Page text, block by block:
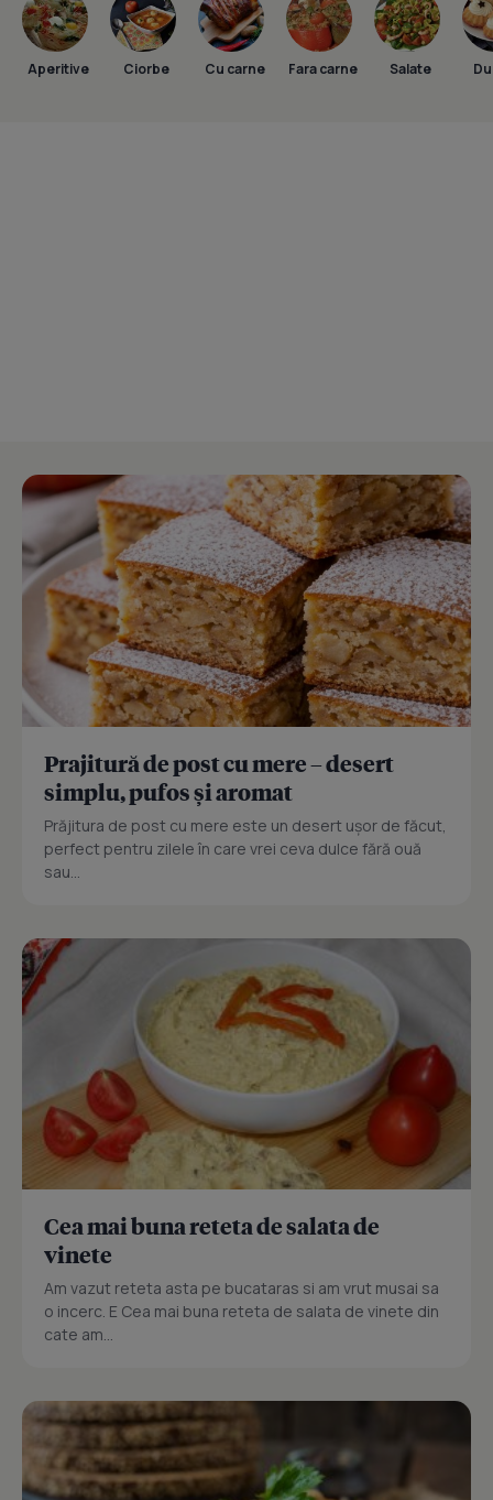
Aperitive Ciorbe Cu carne Fara carne Salate
Prajitură de post cu mere – desert
simplu, pufos și aromat
Prăjitura de post cu mere este un desert ușor de făcut,
perfect pentru zilele în care vrei ceva dulce fără ouă
sau...
Cea mai buna reteta de salata de
vinete
Am vazut reteta asta pe bucataras si am vrut musai sa
o incerc. E Cea mai buna reteta de salata de vinete din
cate am...